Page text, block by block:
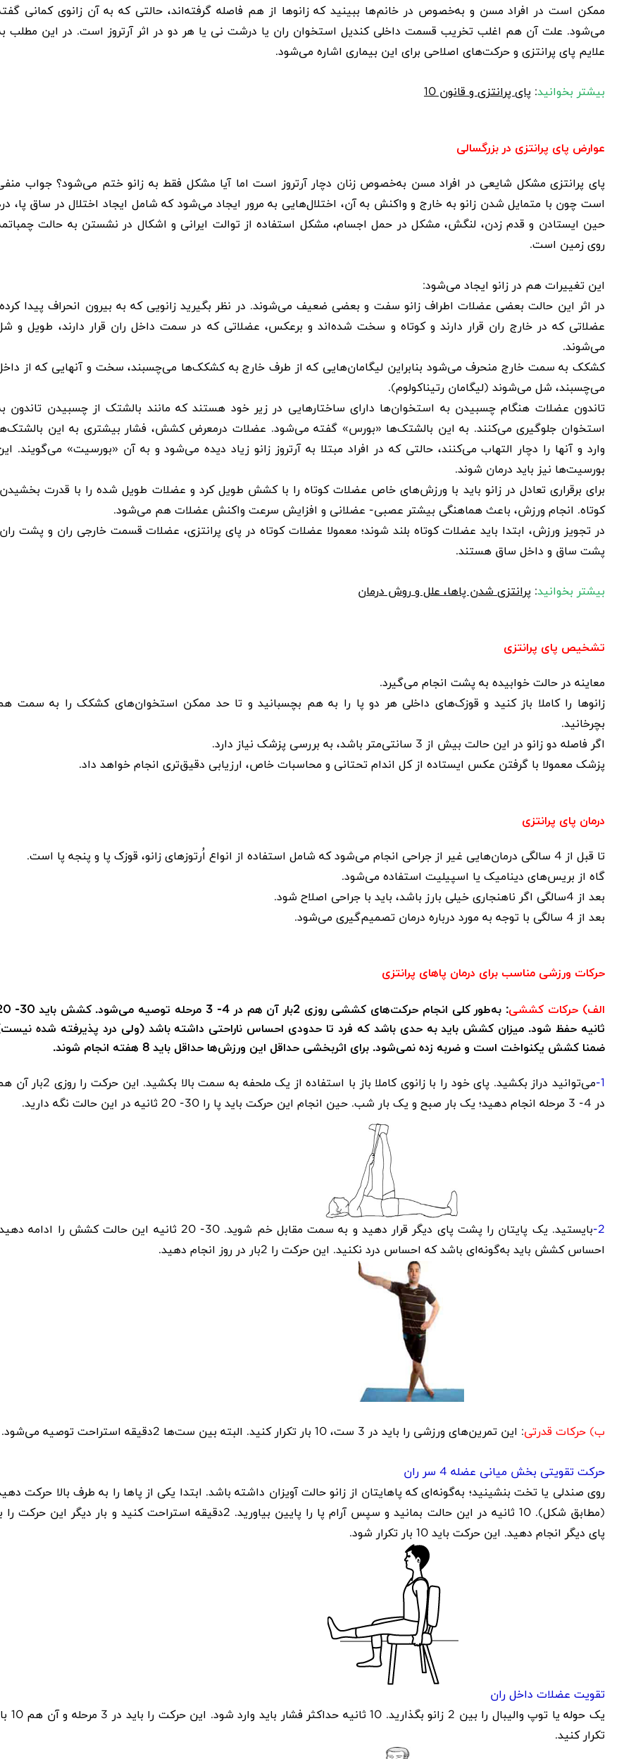
ممکن است در افراد مسن و به‌خصوص در خانم‌ها ببینید کهزانوها از هم فاصله گرفته‌اند، حالتی که به آنزانوی کمانی
می‌شود. علت آن هم اغلب تخریب قسمت داخلی کندیل استخوان ران یا درشت نی یا هر دو در اثر آرتروز است. در این مطلب
علایم پای پرانتزی و حرکت‌های اصلاحی برای این بیماری اشاره می‌شود.
بیشتر بخوانید: پای پرانتزی و قانون 10
عوارض پای پرانتزی در بزرگسالی
پای پرانتزی مشکل شایعی در افراد مسن به‌خصوص زنان دچار آرتروز است اما آیا مشکل فقط به زانو ختم می‌شود؟ جواب
است چون با متمایل شدن زانو به خارج و واکنش به آن، اختلال‌هایی به مرور ایجاد می‌شود که شامل ایجاد اختلال در ساق پا،
حین ایستادن و قدم زدن، لنگش، مشکل در حمل اجسام، مشکل استفاده از توالت ایرانی و اشکال در نشستن به حالت
روی زمین است.
این تغییرات هم در زانو ایجاد می‌شود:
در اثر این حالت بعضی عضلات اطراف زانو سفت و بعضی ضعیف می‌شوند. در نظر بگیرید زانویی که به بیرون انحراف پیدا
عضلاتی که در خارج ران قرار دارند و کوتاه و سخت شده‌اند و برعکس، عضلاتی که در سمت داخل ران قرار دارند، طویل و
می‌شوند.
کشکک به سمت خارج منحرف می‌شود بنابراین لیگامان‌هایی که از طرف خارج به کشکک‌ها می‌چسبند، سخت و آنهایی که از
می‌چسبند، شل می‌‌شوند (لیگامان رتیناکولوم.(
تاندون عضلات هنگام چسبیدن به استخوان‌ها دارای ساختارهایی در زیر خود هستند که مانند بالشتک از چسبیدن تاندون
استخوان جلوگیری می‌کنند. به این بالشتک‌ها «بورس» گفته می‌شود. عضلات درمعرض کشش، فشار بیشتری به این
وارد و آنها را دچار التهاب می‌کنند، حالتی که در افراد مبتلا به آرتروز زانو زیاد دیده می‌شود و به آن «بورسیت» می‌گویند.
بورسیت‌ها نیز باید درمان شوند.
برای برقراری تعادل در زانو باید با ورزش‌های خاص عضلات کوتاه را با کشش طویل کرد و عضلات طویل شده را با قدرت
کوتاه. انجام ورزش، باعث هماهنگی بیشتر عصبی- عضلانی و افزایش سرعت واکنش‌ عضلات هم می‌شود.
در تجویز ورزش، ابتدا باید عضلات کوتاه بلند شوند؛ معمولا عضلات کوتاه در پای پرانتزی، عضلات قسمت خارجی ران و پشت
پشت ساق و داخل ساق هستند.
بیشتر بخوانید: پرانتزی شدن پاها، علل و روش درمان
تشخیص پای پرانتزی
معاینه در حالت خوابیده به پشت انجام می‌گیرد.
زانوها را کاملا باز کنید و قوزک‌های داخلی هر دو پا را به هم بچسبانید و تا حد ممکن استخوان‌های کشکک را به سمت
بچرخانید.
اگر فاصله دو زانو در این حالت بیش از 3 سانتی‌متر باشد، به بررسی پزشک نیاز دارد
.
پزشک معمولا با گرفتن عکس ایستاده از کل اندام تحتانی و محاسبات خاص، ارزیابی دقیق‌تری انجام خواهد داد.
درمان پای پرانتزی
تا قبل از 4 سالگی درمان‌هایی غیر از جراحی انجام می‌شود که شامل استفاده از انواع اُرتوزهای زانو، قوزک پا و پنجه پا است
.
گاه از بریس‌های دینامیک یا اسپیلیت استفاده می‌شود.
بعد از 4سالگی اگر ناهنجاری خیلی بارز باشد، باید با جراحی اصلاح شود
.
بعد از 4 سالگی با توجه به مورد درباره درمان تصمیم‌گیری می‌شود
.
حرکات ورزشی مناسب برای درمان پاهای پرانتزی
الف) حرکات کششی
: به‌طور کلی انجام حرکت‌های کششی روزی 2بار آن هم
ثانیه حفظ ‌شود. میزان کشش باید به حدی باشد که فرد تا حدودی احساس ناراحتی داشته باشد (ولی درد پذیرفته شده
ضمنا کشش یکنواخت است و ضربه زده نمی‌شود. برای اثربخشی حداقل این ورزش‌ها حداقل باید 8 هفته انجام شوند
.
1-
می‌توانید دراز بکشید. پای خود را با زانوی کاملا باز با استفاده از یک ملحفه به سمت بالا بکشید. این حرکت را
در 4- 3 مرحله انجام دهید؛ یک بار صبح و یک بار شب. حین انجام این حرکت باید پا را 30- 20 ثانیه در این حالت نگه دارید
.
2-
بایستید. یک پایتان را پشت پای دیگر قرار دهید و به سمت مقابل خم شوید. 30- 20 ثانیه این حالت کشش را ادامه
احساس کشش باید به‌گونه‌ای باشد که احساس درد نکنید. این حرکت را 2بار در روز انجام دهید
.
ب) حرکات قدرتی: این تمرین‌های ورزشی را باید در 3 ست، 10 بار تکرار کنید. البته بین ست‌ها 2دقیقه استراحت توصیه می‌شود .
حرکت تقویتی بخش میانی عضله 4 سر ران
روی صندلی یا تخت بنشینید؛ به‌گونه‌ای که پاهایتان از زانو حالت آویزان داشته باشد. ابتدا یکی از پاها را به طرف بالا حرکت
(مطابق شکل). 10 ثانیه در این حالت بمانید و سپس آرام پا را پایین بیاورید. 2دقیقه استراحت کنید و بار دیگر این حرکت
پای دیگر انجام دهید. این حرکت باید 10 بار تکرار شود
.
تقویت عضلات داخل ران
یک حوله یا توپ والیبال را بین 2 زانو بگذارید. 10 ثانیه
تکرار کنید.